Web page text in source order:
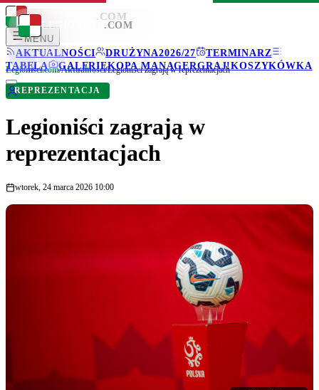
LEGIONISCI .COM
MENU
AKTUALNOŚCI
DRUŻYNA2026/27
TERMINARZ
TABELA
GALERIEKOPA MANAGERGRAJ!KOSZYKÓWKA
LEGIONISCI .COM
Legionisci.com/Aktualności/Legioniści zagrają w reprezentacjach
REPREZENTACJA
Legioniści zagrają w
reprezentacjach
wtorek, 24 marca 2026 10:00